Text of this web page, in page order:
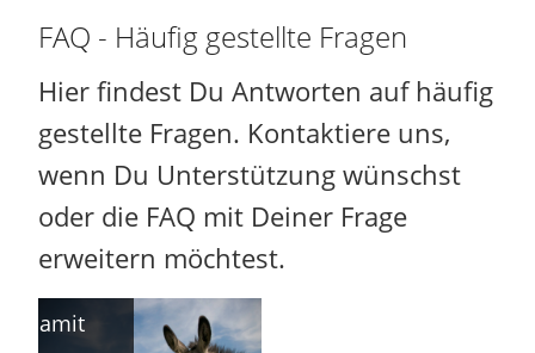
FAQ - Häufig gestellte Fragen
Hier findest Du Antworten auf häufig
gestellte Fragen. Kontaktiere uns,
wenn Du Unterstützung wünschst
oder die FAQ mit Deiner Frage
erweitern möchtest.
Hier
damit